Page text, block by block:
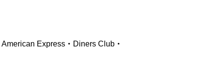
Express・Diners Club・